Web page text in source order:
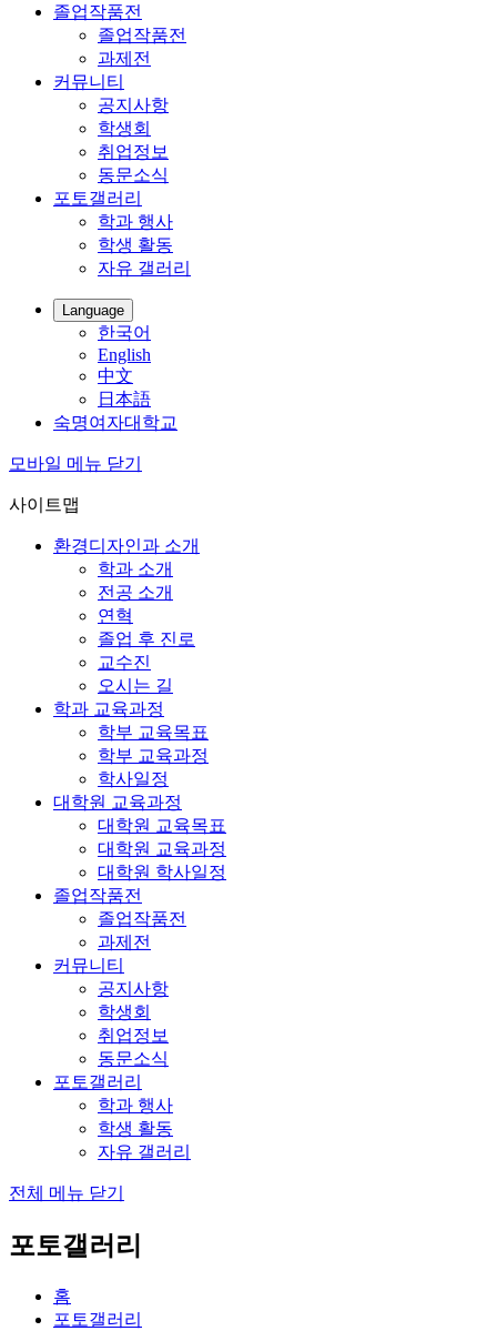
졸업작품전
졸업작품전
과제전
커뮤니티
공지사항
학생회
취업정보
동문소식
포토갤러리
학과 행사
학생 활동
자유 갤러리
Language
한국어
English
中文
日本語
숙명여자대학교
모바일 메뉴 닫기
사이트맵
환경디자인과 소개
학과 소개
전공 소개
연혁
졸업 후 진로
교수진
오시는 길
학과 교육과정
학부 교육목표
학부 교육과정
학사일정
대학원 교육과정
대학원 교육목표
대학원 교육과정
대학원 학사일정
졸업작품전
졸업작품전
과제전
커뮤니티
공지사항
학생회
취업정보
동문소식
포토갤러리
학과 행사
학생 활동
자유 갤러리
전체 메뉴 닫기
포토갤러리
홈
포토갤러리